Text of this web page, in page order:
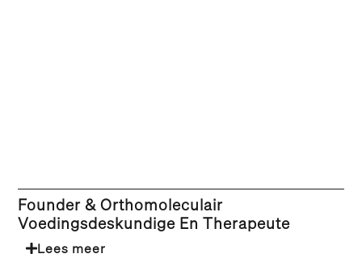
Founder & Orthomoleculair
Voedingsdeskundige En Therapeute
Lees meer